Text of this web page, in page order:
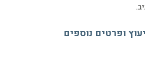
ופרטים נוספים